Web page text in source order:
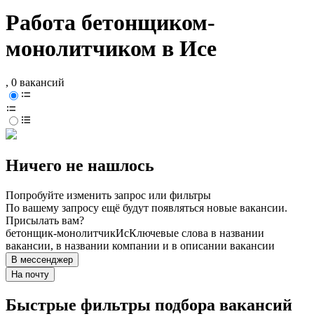
Работа бетонщиком-
монолитчиком в Исе
, 0 вакансий
Ничего не нашлось
Попробуйте изменить запрос или фильтры
По вашему запросу ещё будут появляться новые вакансии.
Присылать вам?
бетонщик-монолитчикИсКлючевые слова в названии
вакансии, в названии компании и в описании вакансии
В мессенджер
На почту
Быстрые фильтры подбора вакансий